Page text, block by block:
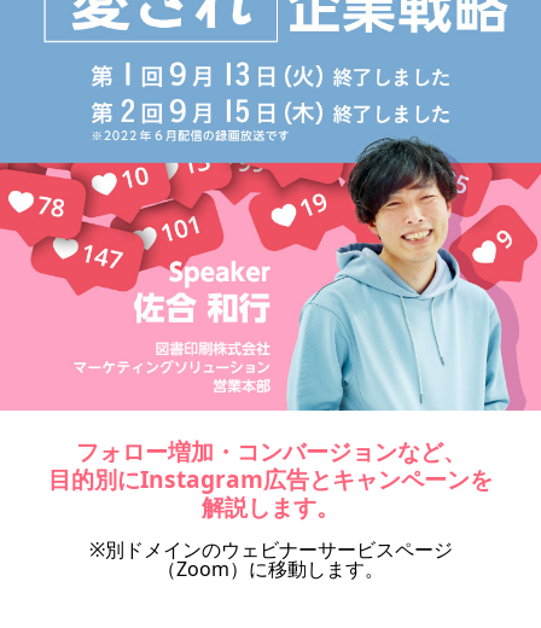
フォロー増加・コンバージョンなど、
目的別にInstagram広告とキャンペーンを
解説します。
※別ドメインのウェビナーサービスページ
（Zoom）に移動します。